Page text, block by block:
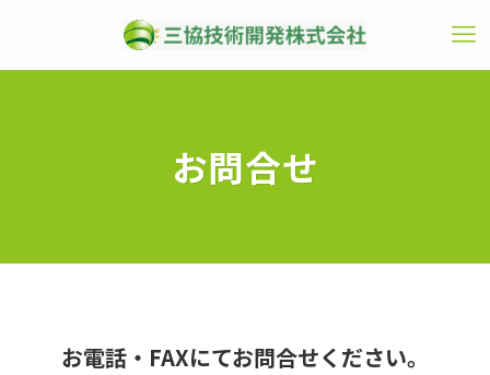
お問合せ
お電話・FAXにてお問合せください。